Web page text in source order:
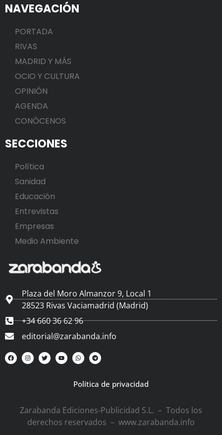
NAVEGACIÓN
PORTADA
RIVAS
MADRID Y MÁS
OCIO Y CULTURA
OPINIÓN
AGENDA
CONÓCENOS
SECCIONES
Política
Sanidad
Educación
Entrevistas
Empresas
Medio Ambiente
Plaza del Moro Almanzor 9, Local 1
28523 Rivas Vaciamadrid (Madrid)
+34 660 36 62 96
editorial@zarabanda.info
Política de privacidad
Zarabanda Ediciones-Publicidad S.L. – Todos los
derechos reservados – www.zarabanda.info